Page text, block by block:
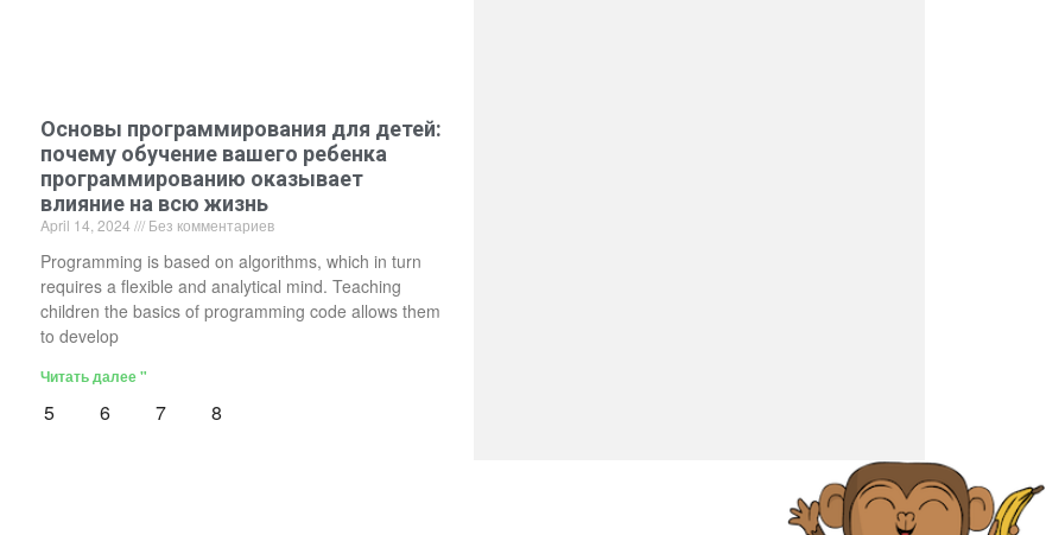
Основы программирования для детей:
почему обучение вашего ребенка
программированию оказывает
влияние на всю жизнь
April 14, 2024 Без комментариев
Programming is based on algorithms, which in turn
requires a flexible and analytical mind. Teaching
children the basics of programming code allows them
to develop
Читать далее "
5 6 7 8